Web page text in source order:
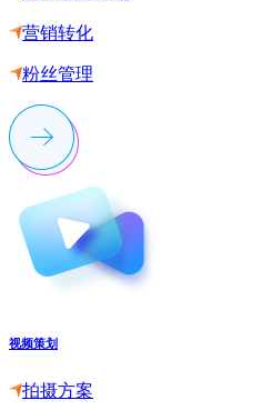
营销转化
粉丝管理
视频策划
拍摄方案